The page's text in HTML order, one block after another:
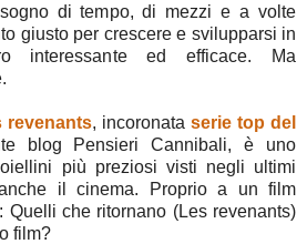
di tempo, di mezzi e a volte
giusto per crescere e svilupparsi in
interessante ed efficace. Ma
revenants, incoronata serie top del
blog Pensieri Cannibali, è uno
più preziosi visti negli ultimi
il cinema. Proprio a un film
Quelli che ritornano (Les revenants)
film?